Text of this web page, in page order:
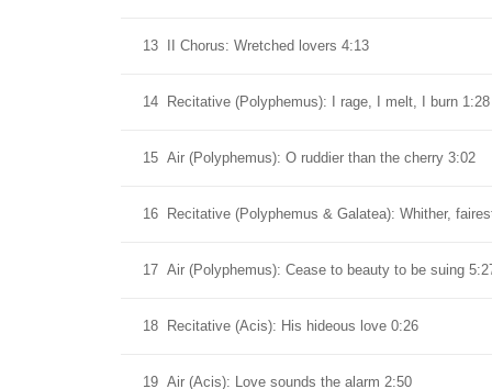
13 II Chorus: Wretched lovers 4:13
14 Recitative (Polyphemus): I rage, I melt, I burn 1:28
15 Air (Polyphemus): O ruddier than the cherry 3:02
16 Recitative (Polyphemus & Galatea): Whither,
17 Air (Polyphemus): Cease to beauty to be suing
18 Recitative (Acis): His hideous love 0:26
19 Air (Acis): Love sounds the alarm 2:50